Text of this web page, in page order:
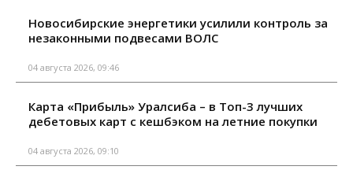
Новосибирские энергетики усилили контроль за
незаконными подвесами ВОЛС
04 августа 2026, 09:46
Карта «Прибыль» Уралсиба – в Топ-3 лучших
дебетовых карт с кешбэком на летние покупки
04 августа 2026, 09:10